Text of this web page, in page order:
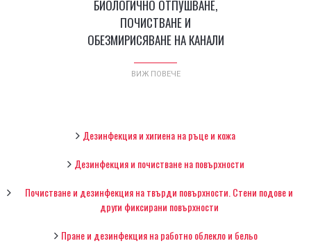
БИОЛОГИЧНО ОТПУШВАНЕ,
ПОЧИСТВАНЕ И
ОБЕЗМИРИСЯВАНЕ НА КАНАЛИ
ВИЖ ПОВЕЧЕ
Дезинфекция и хигиена на ръце и кожа
Дезинфекция и почистване на повърхности
Почистване и дезинфекция на твърди повърхности. Стени подове и
други фиксирани повърхности
Пране и дезинфекция на работно облекло и бельо